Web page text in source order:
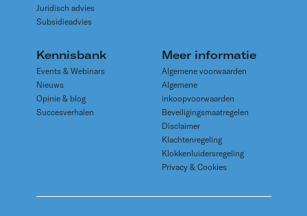
Juridisch advies
Subsidieadvies
Kennisbank
Events & Webinars
Nieuws
Opinie & blog
Succesverhalen
Meer informatie
Algemene voorwaarden
Algemene
inkoopvoorwaarden
Beveiligingsmaatregelen
Disclaimer
Klachtenregeling
Klokkenluidersregeling
Privacy & Cookies